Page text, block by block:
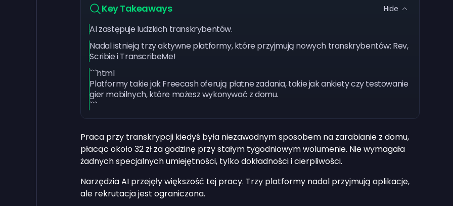
Key Takeaways Hide
AI zastępuje ludzkich transkrybentów.
Nadal istnieją trzy aktywne platformy, które przyjmują nowych transkrybentów: Rev,
Scribie i TranscribeMe!
```html
Platformy takie jak Freecash oferują płatne zadania, takie jak ankiety czy testowanie
gier mobilnych, które możesz wykonywać z domu.
```
Praca przy transkrypcji kiedyś była niezawodnym sposobem na zarabianie z domu,
płacąc około 32 zł za godzinę przy stałym tygodniowym wolumenie. Nie wymagała
żadnych specjalnych umiejętności, tylko dokładności i cierpliwości.
Narzędzia AI przejęły większość tej pracy. Trzy platformy nadal przyjmują aplikacje,
ale rekrutacja jest ograniczona.